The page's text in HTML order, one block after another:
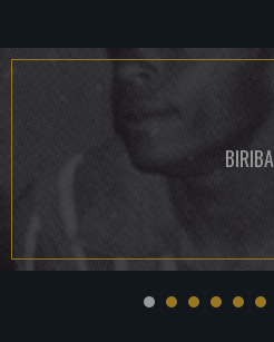
BIRIBA